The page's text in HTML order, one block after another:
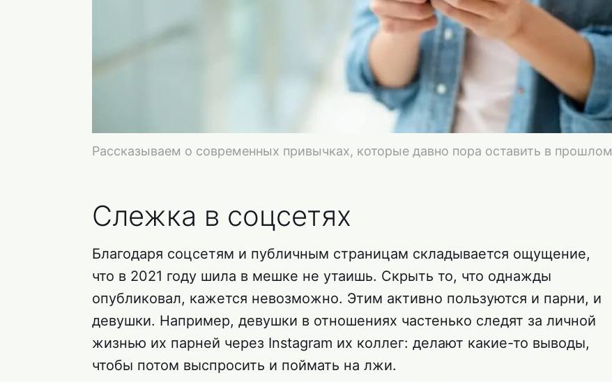
Рассказываем о современных привычках, которые давно пора оставить в прошлом
Слежка в соцсетях
Благодаря соцсетям и публичным страницам складывается ощущение,
что в 2021 году шила в мешке не утаишь. Скрыть то, что однажды
опубликовал, кажется невозможно. Этим активно пользуются и парни, и
девушки. Например, девушки в отношениях частенько следят за личной
жизнью их парней через Instagram их коллег: делают какие-то выводы,
чтобы потом выспросить и поймать на лжи.